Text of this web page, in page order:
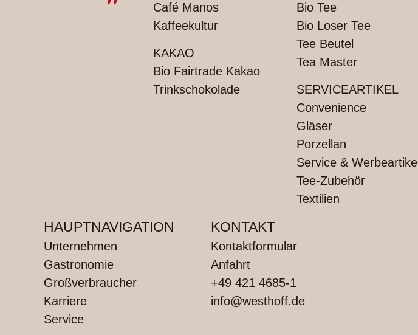
Café Manos
Kaffeekultur
KAKAO
Bio Fairtrade Kakao
Trinkschokolade
Bio Tee
Bio Loser Tee
Tee Beutel
Tea Master
SERVICEARTIKEL
Convenience
Gläser
Porzellan
Service & Werbeartikel
Tee-Zubehör
Textilien
HAUPTNAVIGATION
Unternehmen
Gastronomie
Großverbraucher
Karriere
Service
KONTAKT
Kontaktformular
Anfahrt
+49 421 4685-1
info@westhoff.de